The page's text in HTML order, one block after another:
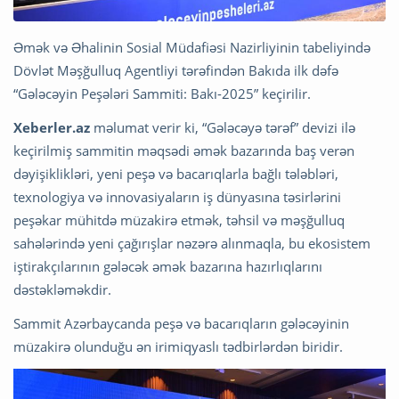
Əmək və Əhalinin Sosial Müdafiəsi Nazirliyinin tabeliyində
Dövlət Məşğulluq Agentliyi tərəfindən Bakıda ilk dəfə
“Gələcəyin Peşələri Sammiti: Bakı-2025” keçirilir.
Xeberler.az məlumat verir ki, “Gələcəyə tərəf” devizi ilə
keçirilmiş sammitin məqsədi əmək bazarında baş verən
dəyişiklikləri, yeni peşə və bacarıqlarla bağlı tələbləri,
texnologiya və innovasiyaların iş dünyasına təsirlərini
peşəkar mühitdə müzakirə etmək, təhsil və məşğulluq
sahələrində yeni çağırışlar nəzərə alınmaqla, bu ekosistem
iştirakçılarının gələcək əmək bazarına hazırlıqlarını
dəstəkləməkdir.
Sammit Azərbaycanda peşə və bacarıqların gələcəyinin
müzakirə olunduğu ən irimiqyaslı tədbirlərdən biridir.